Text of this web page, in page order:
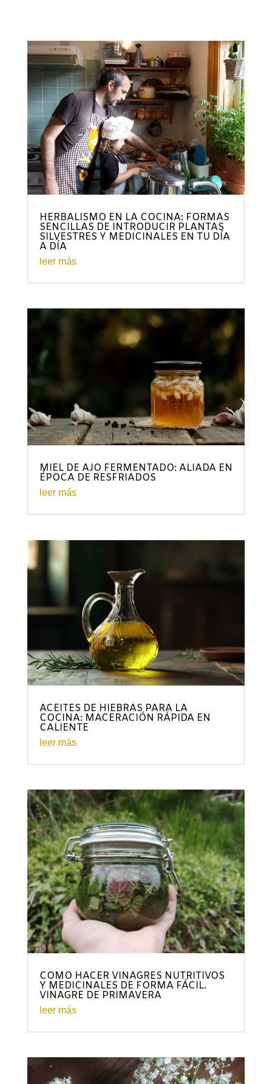
HERBALISMO EN LA COCINA: FORMAS
SENCILLAS DE INTRODUCIR PLANTAS
SILVESTRES Y MEDICINALES EN TU DÍA
A DÍA
leer más
MIEL DE AJO FERMENTADO: ALIADA EN
ÉPOCA DE RESFRIADOS
leer más
ACEITES DE HIEBRAS PARA LA
COCINA: MACERACIÓN RÁPIDA EN
CALIENTE
leer más
COMO HACER VINAGRES NUTRITIVOS
Y MEDICINALES DE FORMA FÁCIL.
VINAGRE DE PRIMAVERA
leer más